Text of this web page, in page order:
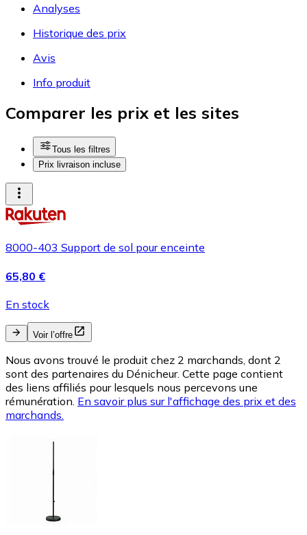
Analyses
Historique des prix
Avis
Info produit
Comparer les prix et les sites
Tous les filtres
Prix livraison incluse
8000-403 Support de sol pour enceinte
65,80 €
En stock
Voir l’offre
Nous avons trouvé le produit chez 2 marchands, dont 2
sont des partenaires du Dénicheur. Cette page contient
des liens affiliés pour lesquels nous percevons une
rémunération. En savoir plus sur l'affichage des prix et des
marchands.